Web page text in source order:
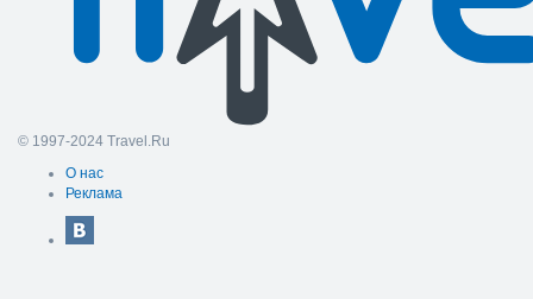
© 1997-2024 Travel.Ru
О нас
Реклама